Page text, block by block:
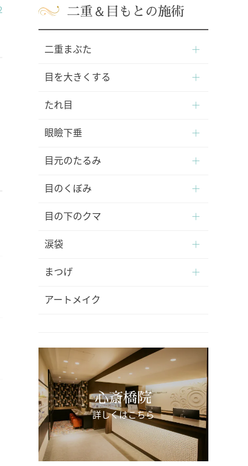
二重＆目もとの施術
二重まぶた
目を大きくする
たれ目
眼瞼下垂
目元のたるみ
目のくぼみ
目の下のクマ
涙袋
まつげ
アートメイク
心斎橋院
詳しくはこちら